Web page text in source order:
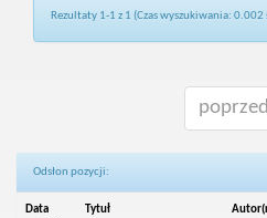
Rezultaty 1-1 z 1 (Czas wyszukiwania: 0.002
Odsłon pozycji:
Data
Tytuł